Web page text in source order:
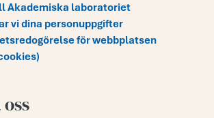
Akademiska laboratoriet
vi dina personuppgifter
för webbplatsen